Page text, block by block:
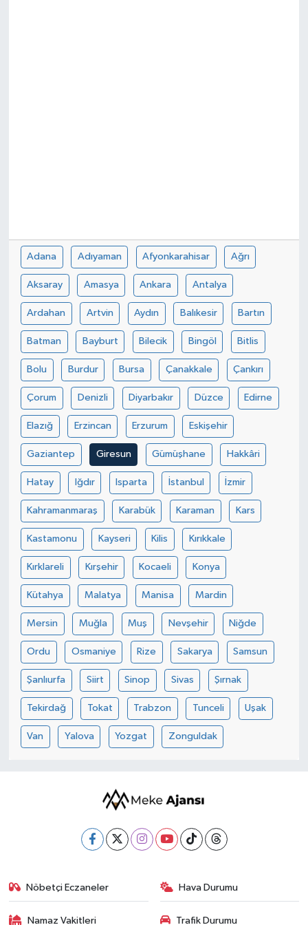
Adana Adıyaman Afyonkarahisar Ağrı
Aksaray Amasya Ankara Antalya
Ardahan Artvin Aydın Balıkesir Bartın
Batman Bayburt Bilecik Bingöl Bitlis
Bolu Burdur Bursa Çanakkale Çankırı
Çorum Denizli Diyarbakır Düzce Edirne
Elazığ Erzincan Erzurum Eskişehir
Gaziantep Giresun Gümüşhane Hakkâri
Hatay Iğdır Isparta İstanbul İzmir
Kahramanmaraş Karabük Karaman Kars
Kastamonu Kayseri Kilis Kırıkkale
Kırklareli Kırşehir Kocaeli Konya
Kütahya Malatya Manisa Mardin
Mersin Muğla Muş Nevşehir Niğde
Ordu Osmaniye Rize Sakarya Samsun
Şanlıurfa Siirt Sinop Sivas Şırnak
Tekirdağ Tokat Trabzon Tunceli Uşak
Van Yalova Yozgat Zonguldak
Nöbetçi Eczaneler Hava Durumu
Namaz Vakitleri Trafik Durumu